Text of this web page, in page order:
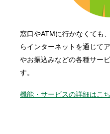
窓口やATMに行かなくても
らインターネットを通じて
やお振込みなどの各種サー
す。
機能・サービスの詳細はこ